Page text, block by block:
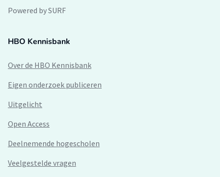
Powered by SURF
HBO Kennisbank
Over de HBO Kennisbank
Eigen onderzoek publiceren
Uitgelicht
Open Access
Deelnemende hogescholen
Veelgestelde vragen